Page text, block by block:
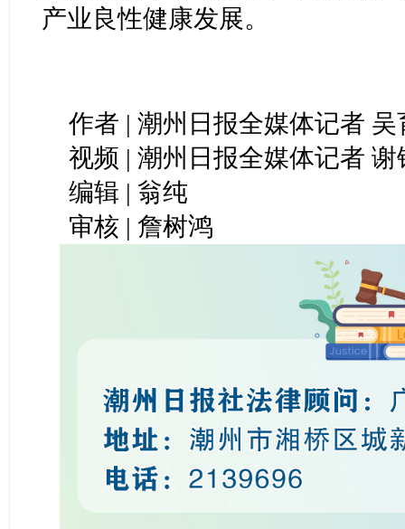
产业良性健康发展。
作者 | 潮州日报全媒体记者 吴
视频 | 潮州日报全媒体记者 谢
编辑 | 翁纯
审核 | 詹树鸿